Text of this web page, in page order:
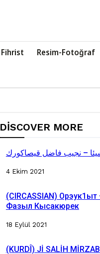
Fihrist Resim-Fotoğraf
DISCOVER MORE
– نجيب فاضل قيصاكورك
4 Ekim 2021
(CIRCASSIAN)
Фазыл Кысакюрек
18 Eylül 2021
(KURDÎ) Jİ SALİH